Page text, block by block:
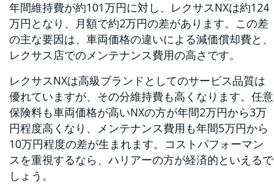
年間維持費が約101万円に対し、レクサスNXは約124
万円となり、月額で約2万円の差があります。この差
の主な要因は、車両価格の違いによる減価償却費と、
レクサス店でのメンテナンス費用の高さです。
レクサスNXは高級ブランドとしてのサービス品質は
優れていますが、その分維持費も高くなります。任意
保険料も車両価格が高いNXの方が年間2万円から3万
円程度高くなり、メンテナンス費用も年間5万円から
10万円程度の差が生まれます。コストパフォーマン
スを重視するなら、ハリアーの方が経済的といえるで
しょう。